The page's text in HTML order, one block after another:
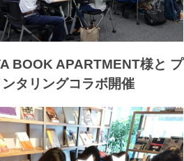
BOOK APARTMENT様と プ
ンタリングコラボ開催